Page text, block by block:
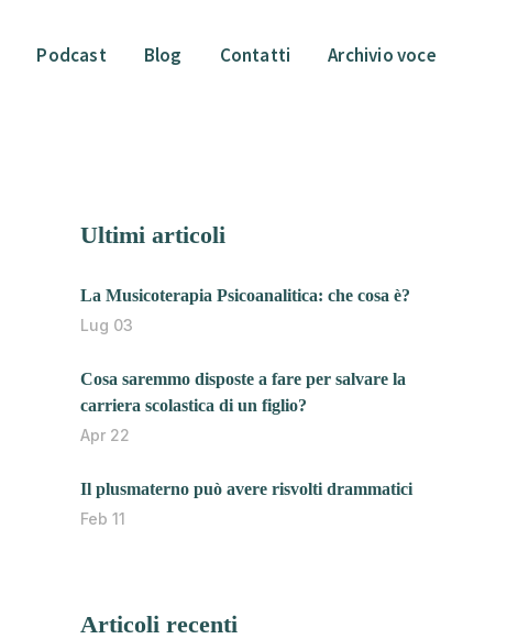
Podcast Blog Contatti Archivio voce
Ultimi articoli
La Musicoterapia Psicoanalitica: che cosa è?
Lug 03
Cosa saremmo disposte a fare per salvare la
carriera scolastica di un figlio?
Apr 22
Il plusmaterno può avere risvolti drammatici
Feb 11
Articoli recenti